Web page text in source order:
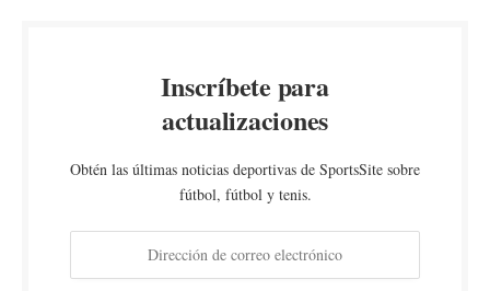
Inscríbete para
actualizaciones
Obtén las últimas noticias deportivas de SportsSite sobre
fútbol, fútbol y tenis.